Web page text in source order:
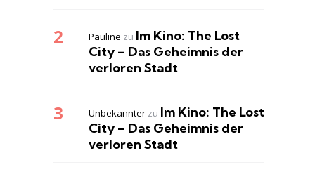
Pauline zu Im Kino: The Lost
City – Das Geheimnis der
verloren Stadt
Unbekannter zu Im Kino: The Lost
City – Das Geheimnis der
verloren Stadt